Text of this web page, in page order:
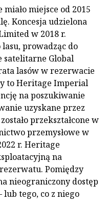
miejsce od 2015
Koncesja udzielona
w 2018 r.
lasu, prowadząc do
satelitarne Global
lasów w rezerwacie
to Heritage Imperial
na poszukiwanie
uzyskane przez
przekształcone w
przemysłowe w
r. Heritage
na
Pomiędzy
nieograniczony dostęp
lub tego, co z niego